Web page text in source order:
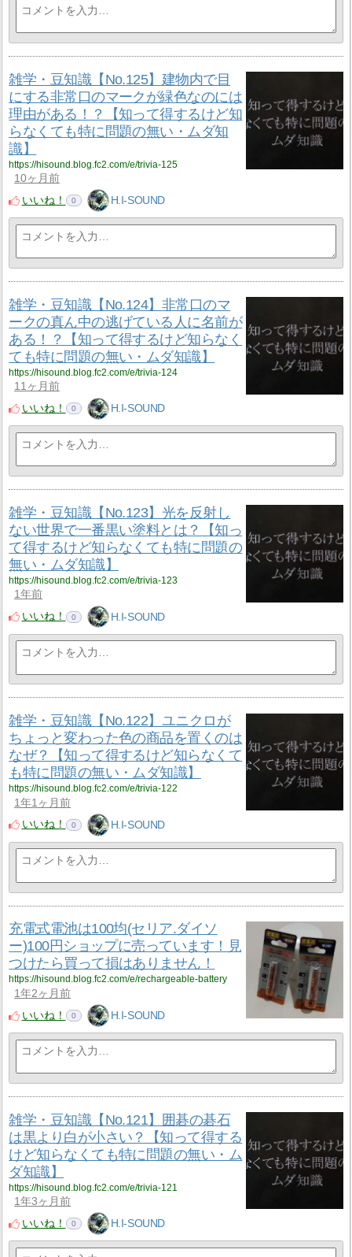
雑学・豆知識【No.125】建物内で目
にする非常口のマークが緑色なのには
理由がある！？【知って得するけど知
らなくても特に問題の無い・ムダ知
識】
https://hisound.blog.fc2.com/e/trivia-125
10ヶ月前
いいね！
0 H.I-SOUND
雑学・豆知識【No.124】非常口のマ
ークの真ん中の逃げている人に名前が
ある！？【知って得するけど知らなく
ても特に問題の無い・ムダ知識】
https://hisound.blog.fc2.com/e/trivia-124
11ヶ月前
いいね！
0 H.I-SOUND
雑学・豆知識【No.123】光を反射し
ない世界で一番黒い塗料とは？【知っ
て得するけど知らなくても特に問題の
無い・ムダ知識】
https://hisound.blog.fc2.com/e/trivia-123
1年前
いいね！
0 H.I-SOUND
雑学・豆知識【No.122】ユニクロが
ちょっと変わった色の商品を置くのは
なぜ？【知って得するけど知らなくて
も特に問題の無い・ムダ知識】
https://hisound.blog.fc2.com/e/trivia-122
1年1ヶ月前
いいね！
0 H.I-SOUND
充電式電池は100均(セリア.ダイソ
ー)100円ショップに売っています！見
つけたら買って損はありません！
https://hisound.blog.fc2.com/e/rechargeable-battery
1年2ヶ月前
いいね！
0 H.I-SOUND
雑学・豆知識【No.121】囲碁の碁石
は黒より白が小さい？【知って得する
けど知らなくても特に問題の無い・ム
ダ知識】
https://hisound.blog.fc2.com/e/trivia-121
1年3ヶ月前
いいね！
0 H.I-SOUND